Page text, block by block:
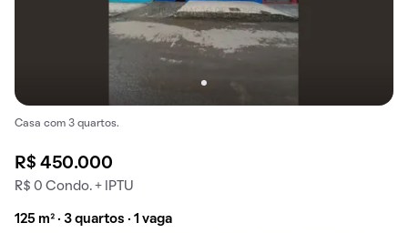
Casa com 3 quartos.
R$ 450.000
R$ 0 Condo. + IPTU
125 m² · 3 quartos · 1 vaga